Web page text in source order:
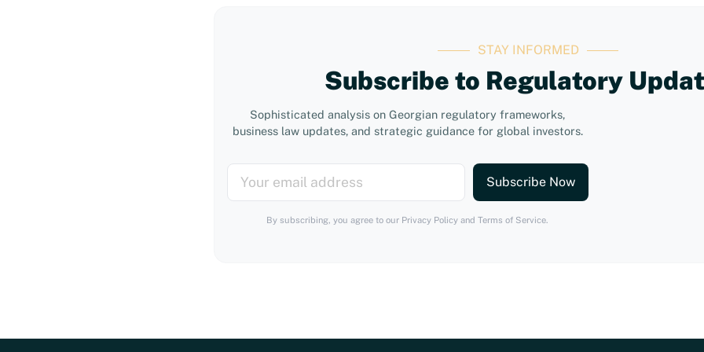
STAY INFORMED
Subscribe to Regulatory
Sophisticated analysis on Georgian regulatory frameworks,
business law updates, and strategic guidance for global investors.
Subscribe Now
By subscribing, you agree to our Privacy Policy and Terms of Service.